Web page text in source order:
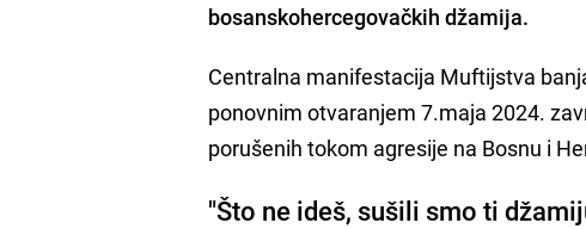
bosanskohercegovačkih džamija.
Centralna manifestacija Muftijstva
ponovnim otvaranjem 7.maja 2024.
porušenih tokom agresije na Bosnu i
"Što ne ideš, sušili smo ti